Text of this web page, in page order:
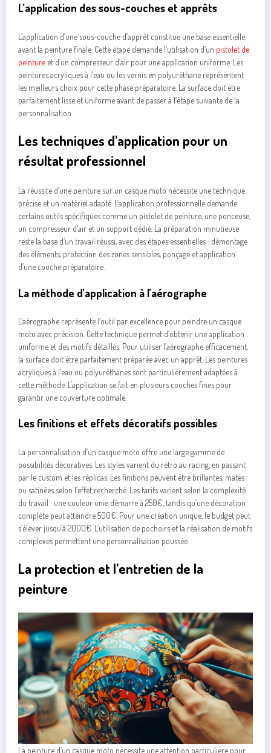
L’application des sous-couches et apprêts
L’application d’une sous-couche d’apprêt constitue une base essentielle
avant la peinture finale. Cette étape demande l’utilisation d’un pistolet de
peinture et d’un compresseur d’air pour une application uniforme. Les
peintures acryliques à l’eau ou les vernis en polyuréthane représentent
les meilleurs choix pour cette phase préparatoire. La surface doit être
parfaitement lisse et uniforme avant de passer à l’étape suivante de la
personnalisation.
Les techniques d’application pour un
résultat professionnel
La réussite d’une peinture sur un casque moto nécessite une technique
précise et un matériel adapté. L’application professionnelle demande
certains outils spécifiques comme un pistolet de peinture, une ponceuse,
un compresseur d’air et un support dédié. La préparation minutieuse
reste la base d’un travail réussi, avec des étapes essentielles : démontage
des éléments, protection des zones sensibles, ponçage et application
d’une couche préparatoire.
La méthode d’application à l’aérographe
L’aérographe représente l’outil par excellence pour peindre un casque
moto avec précision. Cette technique permet d’obtenir une application
uniforme et des motifs détaillés. Pour utiliser l’aérographe efficacement,
la surface doit être parfaitement préparée avec un apprêt. Les peintures
acryliques à l’eau ou polyuréthanes sont particulièrement adaptées à
cette méthode. L’application se fait en plusieurs couches fines pour
garantir une couverture optimale.
Les finitions et effets décoratifs possibles
La personnalisation d’un casque moto offre une large gamme de
possibilités décoratives. Les styles varient du rétro au racing, en passant
par le custom et les réplicas. Les finitions peuvent être brillantes, mates
ou satinées selon l’effet recherché. Les tarifs varient selon la complexité
du travail : une couleur unie démarre à 250€, tandis qu’une décoration
complète peut atteindre 500€. Pour une création unique, le budget peut
s’élever jusqu’à 2000€. L’utilisation de pochoirs et la réalisation de motifs
complexes permettent une personnalisation poussée.
La protection et l’entretien de la
peinture
La peinture d’un casque moto nécessite une attention particulière pour